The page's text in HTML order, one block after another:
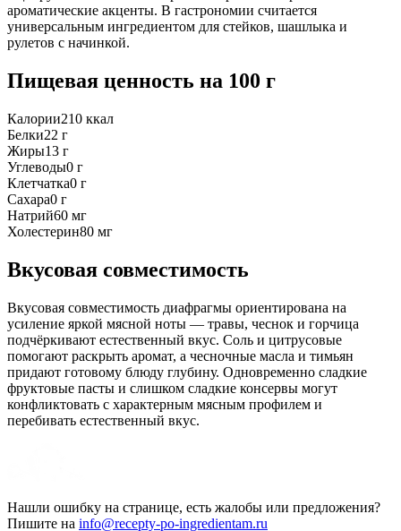
ароматические акценты. В гастрономии считается
универсальным ингредиентом для стейков, шашлыка и
рулетов с начинкой.
Пищевая ценность на 100 г
Калории210 ккал
Белки22 г
Жиры13 г
Углеводы0 г
Клетчатка0 г
Сахара0 г
Натрий60 мг
Холестерин80 мг
Вкусовая совместимость
Вкусовая совместимость диафрагмы ориентирована на
усиление яркой мясной ноты — травы, чеснок и горчица
подчёркивают естественный вкус. Соль и цитрусовые
помогают раскрыть аромат, а чесночные масла и тимьян
придают готовому блюду глубину. Одновременно сладкие
фруктовые пасты и слишком сладкие консервы могут
конфликтовать с характерным мясным профилем и
перебивать естественный вкус.
Нашли ошибку на странице, есть жалобы или предложения?
Пишите на info@recepty-po-ingredientam.ru